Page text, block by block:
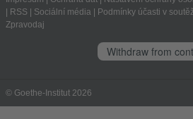
RSS Sociální média Podmínky účasti v
Zpravodaj
Withdraw from
© Goethe-Institut 2026